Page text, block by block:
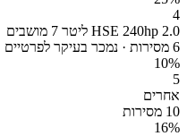
4
HSE 240hp 2.0 ליטר 7 מושבים
6 מסירות · נמכר בעיקר לפרטיים
10%
5
אחרים
10 מסירות
16%